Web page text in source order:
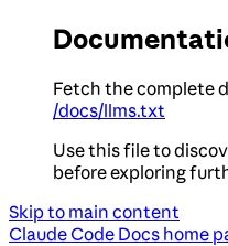
Fetch the complete
/docs/llms.txt
Use this file to
before exploring
Skip to main content
Claude Code Docs home